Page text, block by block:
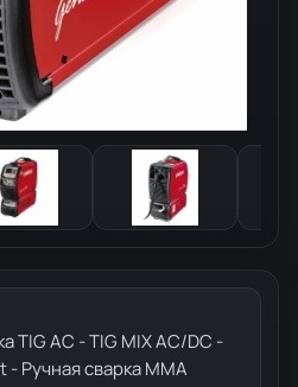
TIG AC - TIG MIX AC/DC -
- Ручная сварка MMA